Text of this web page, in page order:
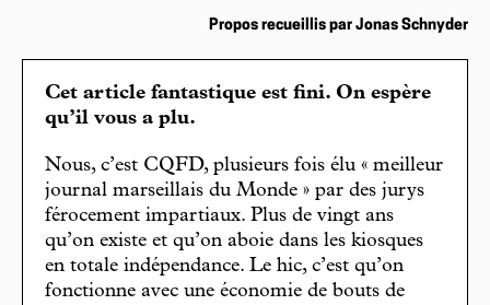
Propos recueillis par Jonas Schnyder
Cet article fantastique est fini. On espère
qu’il vous a plu.
Nous, c’est CQFD, plusieurs fois élu « meilleur
journal marseillais du Monde » par des jurys
férocement impartiaux. Plus de vingt ans
qu’on existe et qu’on aboie dans les kiosques
en totale indépendance. Le hic, c’est qu’on
fonctionne avec une économie de bouts de